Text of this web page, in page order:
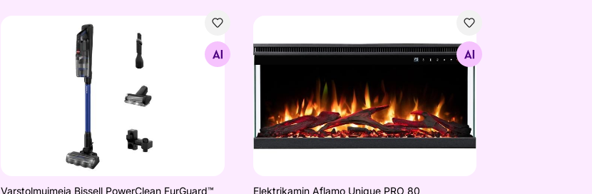
Varstolmuimeja Bissell PowerClean FurGuard™ Pro 4094N, 280W, juhtmevaba
Varstolmuimeja Bissell PowerClean FurGuard™
Otsi sarnaseid
Elektrikamin Aflamo Unique PRO 80